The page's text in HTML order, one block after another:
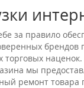
за правило
мы
ремонт